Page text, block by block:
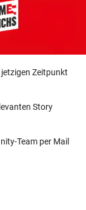
Zeitpunkt
Story
Team per Mail